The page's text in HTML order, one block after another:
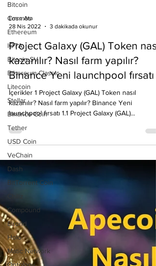
Bitcoin
Cosmos
Ethereum
IOTA
Bitcoin SV
Ethereum Classic
Litecoin
Stellar
Binance Coin
Tether
USD Coin
VeChain
Dash
BitTorrent Coin
Compound
Elrond
Holo
Matic Network
Emre Ata
28 Nis 2022
3 dakikada okunur
Project Galaxy (GAL) Token nasıl
kazanılır? Nasıl farm yapılır?
Binance Yeni launchpool fırsatı
İçerikler 1 Project Galaxy (GAL) Token nasıl
kazanılır? Nasıl farm yapılır? Binance Yeni
launchpool fırsatı 1.1 Project Galaxy (GAL)...